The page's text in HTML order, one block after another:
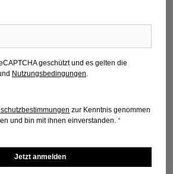
geschützt und es gelten die
Nutzungsbedingungen
zur Kenntnis genommen
und bin mit ihnen einverstanden.*
Jetzt anmelden